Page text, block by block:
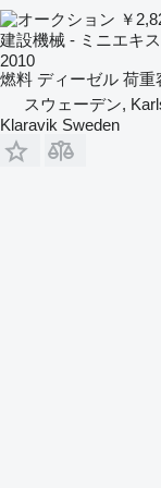
￥
建設機械 - ミニエキ
2010
燃料 ディーゼル 荷重
スウェーデン,
Klaravik Sweden